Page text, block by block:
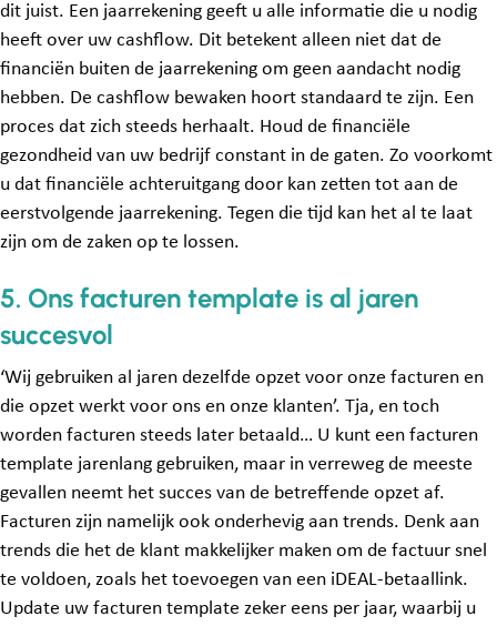
dit juist. Een jaarrekening geeft u alle informatie die u nodig
heeft over uw cashflow. Dit betekent alleen niet dat de
financiën buiten de jaarrekening om geen aandacht nodig
hebben. De cashflow bewaken hoort standaard te zijn. Een
proces dat zich steeds herhaalt. Houd de financiële
gezondheid van uw bedrijf constant in de gaten. Zo voorkomt
u dat financiële achteruitgang door kan zetten tot aan de
eerstvolgende jaarrekening. Tegen die tijd kan het al te laat
zijn om de zaken op te lossen.
5. Ons facturen template is al jaren
succesvol
‘Wij gebruiken al jaren dezelfde opzet voor onze facturen en
die opzet werkt voor ons en onze klanten’. Tja, en toch
worden facturen steeds later betaald… U kunt een facturen
template jarenlang gebruiken, maar in verreweg de meeste
gevallen neemt het succes van de betreffende opzet af.
Facturen zijn namelijk ook onderhevig aan trends. Denk aan
trends die het de klant makkelijker maken om de factuur snel
te voldoen, zoals het toevoegen van een iDEAL-betaallink.
Update uw facturen template zeker eens per jaar, waarbij u